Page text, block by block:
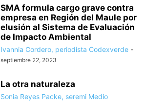
SMA formula cargo grave contra
empresa en Región del Maule por
elusión al Sistema de Evaluación
de Impacto Ambiental
Ivannia Cordero, periodista Codexverde -
septiembre 22, 2023
La otra naturaleza
Sonia Reyes Packe, seremi Medio